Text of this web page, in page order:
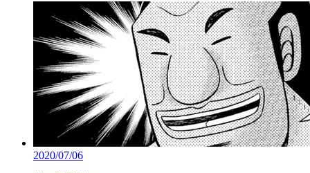
2020/07/06